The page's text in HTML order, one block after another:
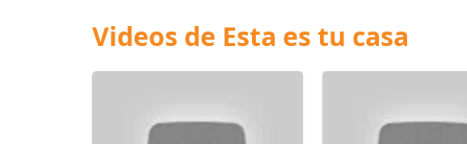
Videos de Esta es tu casa